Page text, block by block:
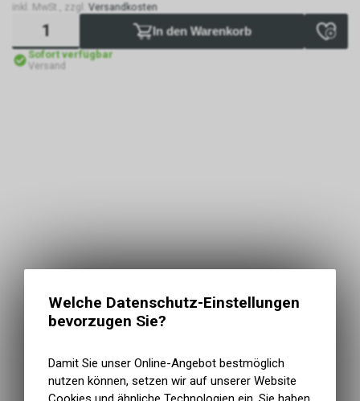
inkl. MwSt., zzgl. Versandkosten
In den Warenkorb
Sofort verfügbar
Versand
Welche Datenschutz-Einstellungen
bevorzugen Sie?
Damit Sie unser Online-Angebot bestmöglich
nutzen können, setzen wir auf unserer Website